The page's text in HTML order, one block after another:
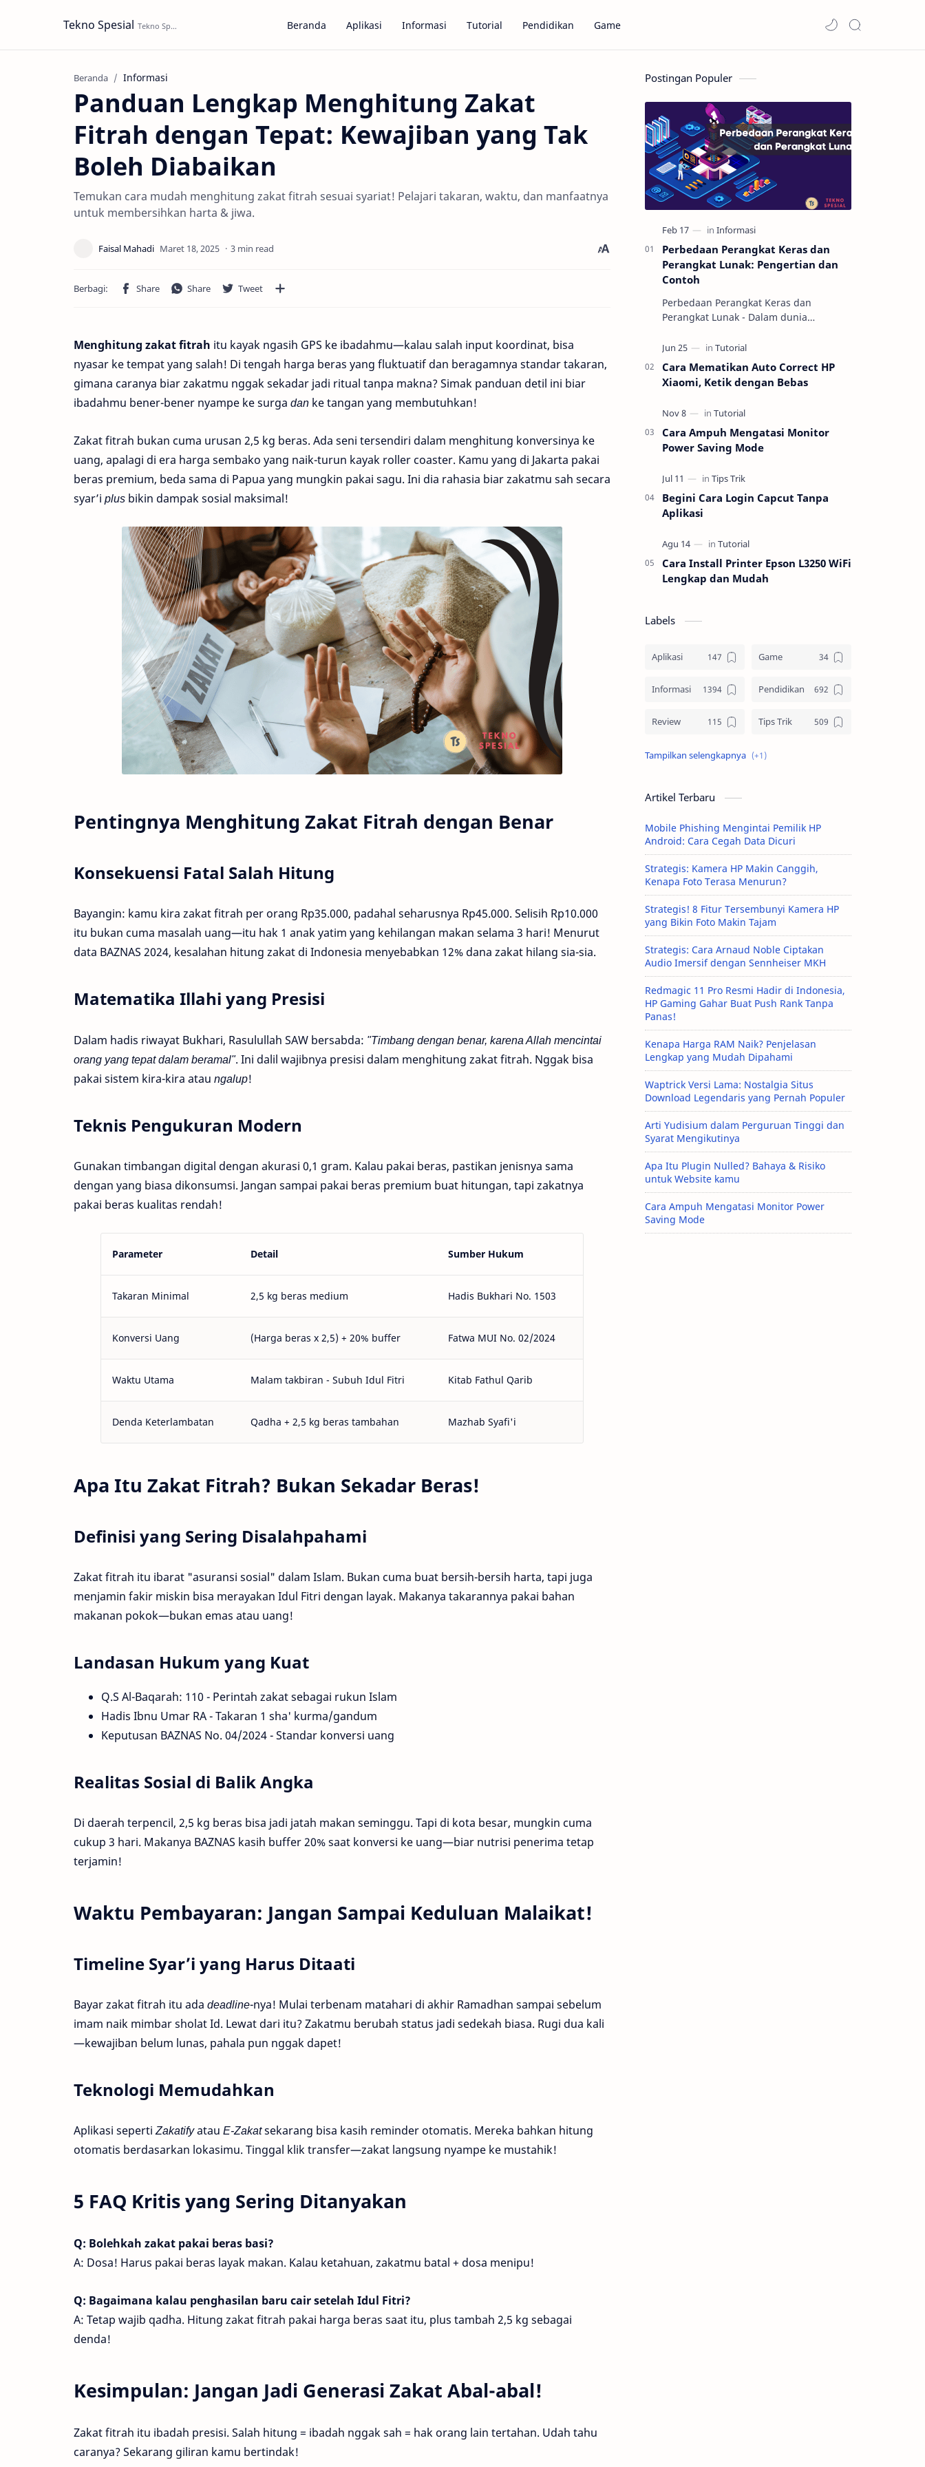
Tekno Spesial Beranda Aplikasi Informasi Tutorial Pendidikan Game
Beranda Informasi
Panduan Lengkap Menghitung Zakat
Fitrah dengan Tepat: Kewajiban yang Tak
Boleh Diabaikan
Temukan cara mudah menghitung zakat fitrah sesuai syariat! Pelajari takaran, waktu, dan manfaatnya
untuk membersihkan harta & jiwa.
3 min read
Menghitung zakat fitrah itu kayak ngasih GPS ke ibadahmu—kalau salah input koordinat, bisa
nyasar ke tempat yang salah! Di tengah harga beras yang fluktuatif dan beragamnya standar takaran,
gimana caranya biar zakatmu nggak sekadar jadi ritual tanpa makna? Simak panduan detil ini biar
ibadahmu bener-bener nyampe ke surga dan ke tangan yang membutuhkan!
Zakat fitrah bukan cuma urusan 2,5 kg beras. Ada seni tersendiri dalam menghitung konversinya ke
uang, apalagi di era harga sembako yang naik-turun kayak roller coaster. Kamu yang di Jakarta pakai
beras premium, beda sama di Papua yang mungkin pakai sagu. Ini dia rahasia biar zakatmu sah secara
syar’i plus bikin dampak sosial maksimal!
Pentingnya Menghitung Zakat Fitrah dengan Benar
Konsekuensi Fatal Salah Hitung
Bayangin: kamu kira zakat fitrah per orang Rp35.000, padahal seharusnya Rp45.000. Selisih Rp10.000
itu bukan cuma masalah uang—itu hak 1 anak yatim yang kehilangan makan selama 3 hari! Menurut
data BAZNAS 2024, kesalahan hitung zakat di Indonesia menyebabkan 12% dana zakat hilang sia-sia.
Matematika Illahi yang Presisi
Dalam hadis riwayat Bukhari, Rasulullah SAW bersabda: "Timbang dengan benar, karena Allah mencintai
orang yang tepat dalam beramal". Ini dalil wajibnya presisi dalam menghitung zakat fitrah. Nggak bisa
pakai sistem kira-kira atau ngalup!
Teknis Pengukuran Modern
Gunakan timbangan digital dengan akurasi 0,1 gram. Kalau pakai beras, pastikan jenisnya sama
dengan yang biasa dikonsumsi. Jangan sampai pakai beras premium buat hitungan, tapi zakatnya
pakai beras kualitas rendah!
Parameter Detail Sumber Hukum
Takaran Minimal 2,5 kg beras medium Hadis Bukhari No. 1503
Konversi Uang (Harga beras x 2,5) + 20% buffer Fatwa MUI No. 02/2024
Waktu Utama Malam takbiran - Subuh Idul Fitri Kitab Fathul Qarib
Denda Keterlambatan Qadha + 2,5 kg beras tambahan Mazhab Syafi'i
Apa Itu Zakat Fitrah? Bukan Sekadar Beras!
Definisi yang Sering Disalahpahami
Zakat fitrah itu ibarat "asuransi sosial" dalam Islam. Bukan cuma buat bersih-bersih harta, tapi juga
menjamin fakir miskin bisa merayakan Idul Fitri dengan layak. Makanya takarannya pakai bahan
makanan pokok—bukan emas atau uang!
Landasan Hukum yang Kuat
Q.S Al-Baqarah: 110 - Perintah zakat sebagai rukun Islam
Hadis Ibnu Umar RA - Takaran 1 sha' kurma/gandum
Keputusan BAZNAS No. 04/2024 - Standar konversi uang
Realitas Sosial di Balik Angka
Di daerah terpencil, 2,5 kg beras bisa jadi jatah makan seminggu. Tapi di kota besar, mungkin cuma
cukup 3 hari. Makanya BAZNAS kasih buffer 20% saat konversi ke uang—biar nutrisi penerima tetap
terjamin!
Waktu Pembayaran: Jangan Sampai Keduluan Malaikat!
Timeline Syar’i yang Harus Ditaati
Bayar zakat fitrah itu ada deadline-nya! Mulai terbenam matahari di akhir Ramadhan sampai sebelum
imam naik mimbar sholat Id. Lewat dari itu? Zakatmu berubah status jadi sedekah biasa. Rugi dua kali
—kewajiban belum lunas, pahala pun nggak dapet!
Teknologi Memudahkan
Aplikasi sepertiZakatifyatau E-Zakatsekarang bisa kasih reminder otomatis. Mereka bahkan hitung
otomatis berdasarkan lokasimu. Tinggal klik transfer—zakat langsung nyampe ke mustahik!
5 FAQ Kritis yang Sering Ditanyakan
Q: Bolehkah zakat pakai beras basi?
A: Dosa! Harus pakai beras layak makan. Kalau ketahuan, zakatmu batal + dosa menipu!
Q: Bagaimana kalau penghasilan baru cair setelah Idul Fitri?
A: Tetap wajib qadha. Hitung zakat fitrah pakai harga beras saat itu, plus tambah 2,5 kg sebagai
denda!
Kesimpulan: Jangan Jadi Generasi Zakat Abal-abal!
Zakat fitrah itu ibadah presisi. Salah hitung = ibadah nggak sah = hak orang lain tertahan. Udah tahu
caranya? Sekarang giliran kamu bertindak!
Postingan Populer
Perbedaan Perangkat Keras dan
Perangkat Lunak: Pengertian dan
Contoh
Perbedaan Perangkat Keras dan
Perangkat Lunak - Dalam dunia
perangkat keras (hardware) dan
perangkat lunak (software) m…
Cara Mematikan Auto Correct HP
Xiaomi, Ketik dengan Bebas
Cara Ampuh Mengatasi Monitor
Power Saving Mode
Begini Cara Login Capcut Tanpa
Aplikasi
Cara Install Printer Epson L3250 WiFi
Lengkap dan Mudah
Labels
Aplikasi Game
Informasi Pendidikan
Review Tips Trik
Tutorial
Artikel Terbaru
Mobile Phishing Mengintai Pemilik HP
Android: Cara Cegah Data Dicuri
Strategis: Kamera HP Makin Canggih,
Kenapa Foto Terasa Menurun?
Strategis! 8 Fitur Tersembunyi Kamera HP
yang Bikin Foto Makin Tajam
Strategis: Cara Arnaud Noble Ciptakan
Audio Imersif dengan Sennheiser MKH
Redmagic 11 Pro Resmi Hadir di Indonesia,
HP Gaming Gahar Buat Push Rank Tanpa
Panas!
Kenapa Harga RAM Naik? Penjelasan
Lengkap yang Mudah Dipahami
Waptrick Versi Lama: Nostalgia Situs
Download Legendaris yang Pernah Populer
Arti Yudisium dalam Perguruan Tinggi dan
Syarat Mengikutinya
Apa Itu Plugin Nulled? Bahaya & Risiko
untuk Website kamu
Cara Ampuh Mengatasi Monitor Power
Saving Mode